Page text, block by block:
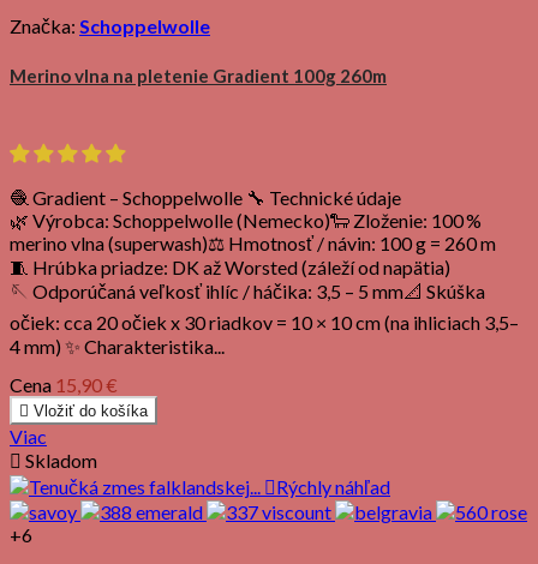
Značka: Schoppelwolle
Merino vlna na pletenie Gradient 100g 260m
🧶 Gradient – Schoppelwolle 🔧 Technické údaje
🌿 Výrobca: Schoppelwolle (Nemecko)🐑 Zloženie: 100 %
merino vlna (superwash)⚖️ Hmotnosť / návin: 100 g = 260 m
🧵 Hrúbka priadze: DK až Worsted (záleží od napätia)
🪡 Odporúčaná veľkosť ihlíc / háčika: 3,5 – 5 mm📐 Skúška
očiek: cca 20 očiek x 30 riadkov = 10 × 10 cm (na ihliciach 3,5–
4 mm) ✨ Charakteristika...
Cena 15,90 €
 Vložiť do košíka
Viac
 Skladom
Rýchly náhľad
+6